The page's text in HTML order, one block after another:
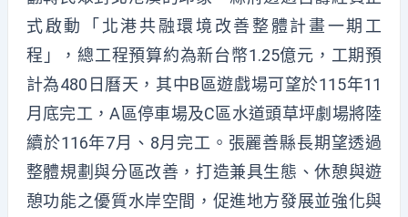
式啟動「北港共融環境改善整體計畫一期工
程」，總工程預算約為新台幣1.25億元，工期預
計為480日曆天，其中B區遊戲場可望於115年11
月底完工，A區停車場及C區水道頭草坪劇場將陸
續於116年7月、8月完工。張麗善縣長期望透過
整體規劃與分區改善，打造兼具生態、休憩與遊
憩功能之優質水岸空間，促進地方發展並強化與